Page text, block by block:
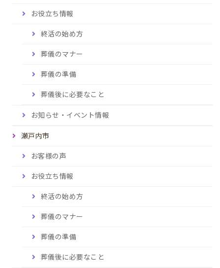
お役立ち情報
終活の始め方
葬儀のマナー
葬儀の準備
葬儀後に必要なこと
お知らせ・イベント情報
瀬戸内市
お客様の声
お役立ち情報
終活の始め方
葬儀のマナー
葬儀の準備
葬儀後に必要なこと